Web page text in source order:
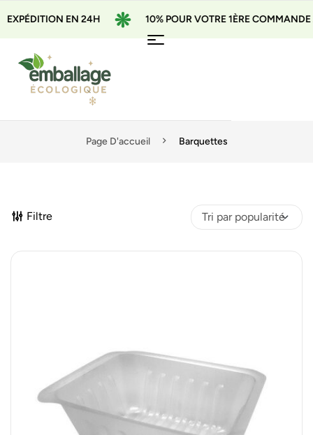
EN 24H 10% POUR VOTRE 1ÈRE COMMANDE AVEC LE
Page D'accueil Barquettes
Filtre